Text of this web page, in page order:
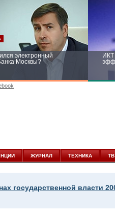
электронный
Москвы?
ИКТ
ЖУРНАЛ ТЕХНИКА ТВ
государственной власти